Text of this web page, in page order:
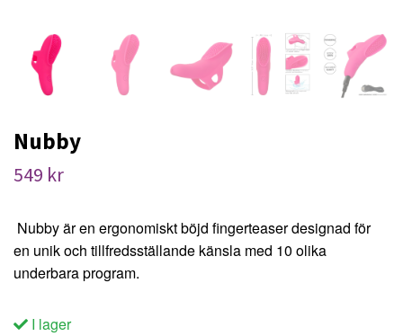
Nubby
549 kr
Nubby är en ergonomiskt böjd fingerteaser designad för
en unik och tillfredsställande känsla med 10 olika
underbara program.
I lager